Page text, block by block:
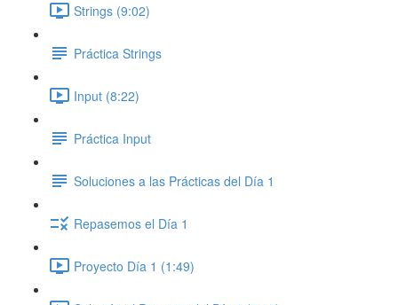
Strings (9:02)
Práctica Strings
Input (8:22)
Práctica Input
Soluciones a las Prácticas del Día 1
Repasemos el Día 1
Proyecto Día 1 (1:49)